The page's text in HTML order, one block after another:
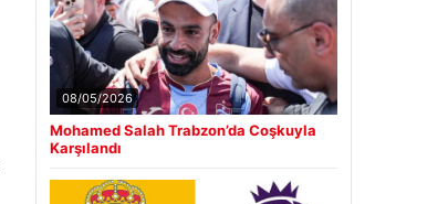
08/05/2026
Mohamed Salah Trabzon’da Coşkuyla
Karşılandı